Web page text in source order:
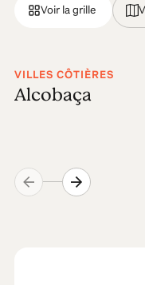
Voir la grille
VILLES CÔTIÈRES
Alcobaça